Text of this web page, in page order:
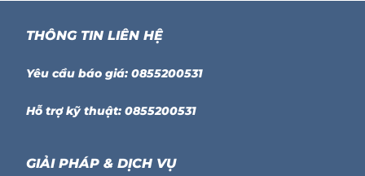
THÔNG TIN LIÊN HỆ
Yêu cầu báo giá: 0855200531
Hỗ trợ kỹ thuật: 0855200531
GIẢI PHÁP & DỊCH VỤ